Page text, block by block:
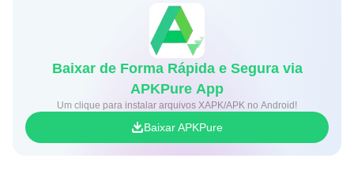
Baixar de Forma Rápida e Segura via
APKPure App
Um clique para instalar arquivos XAPK/APK no Android!
Baixar APKPure